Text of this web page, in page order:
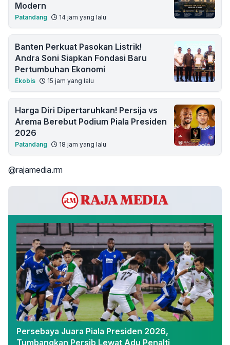
Modern
Patandang 14 jam yang lalu
Banten Perkuat Pasokan Listrik!
Andra Soni Siapkan Fondasi Baru
Pertumbuhan Ekonomi
Ékobis 15 jam yang lalu
Harga Diri Dipertaruhkan! Persija vs
Arema Berebut Podium Piala Presiden
2026
Patandang 18 jam yang lalu
@rajamedia.rm
Persebaya Juara Piala Presiden 2026,
Tumbangkan Persib Lewat Adu Penalti